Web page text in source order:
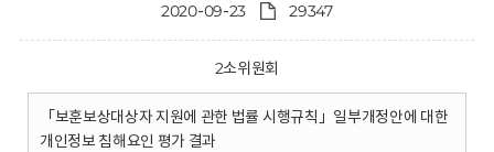
2020-09-23 29347
2소위원회
「보훈보상대상자 지원에 관한 법률 시행규칙」일부개정안에 대한
개인정보 침해요인 평가 결과